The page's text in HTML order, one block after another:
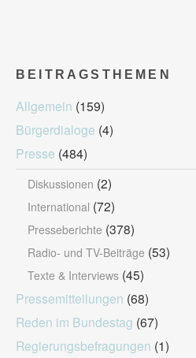
BEITRAGSTHEMEN
Allgemein (159)
Bürgerdialoge (4)
Presse (484)
Diskussionen (2)
International (72)
Presseberichte (378)
Radio- und TV-Beiträge (53)
Texte & Interviews (45)
Pressemitteilungen (68)
Reden im Bundestag (67)
Regierungsbefragungen (1)